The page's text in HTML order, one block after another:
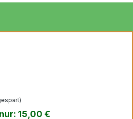
15,00 €